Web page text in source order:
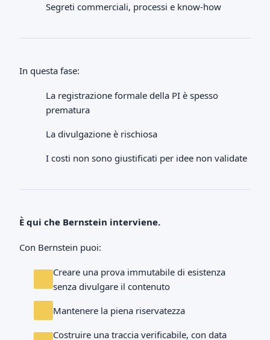
Segreti commerciali, processi e know-how
In questa fase:
La registrazione formale della PI è spesso
prematura
La divulgazione è rischiosa
I costi non sono giustificati per idee non validate
È qui che Bernstein interviene.
Con Bernstein puoi:
Creare una prova immutabile di esistenza
senza divulgare il contenuto
Mantenere la piena riservatezza
Costruire una traccia verificabile, con data